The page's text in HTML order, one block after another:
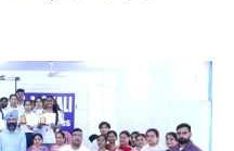
से “लोकल टू ग्लोबल” की ओर भारत
15 अगस्त तक भारत मंडपम में होगा
: हरीश गर्ग
August 6, 2026